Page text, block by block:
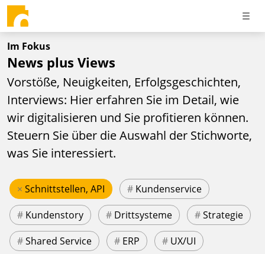
Im Fokus
News plus Views
Vorstöße, Neuigkeiten, Erfolgsgeschichten,
Interviews: Hier erfahren Sie im Detail, wie
wir digitalisieren und Sie profitieren können.
Steuern Sie über die Auswahl der Stichworte,
was Sie interessiert.
× Schnittstellen, API # Kundenservice
# Kundenstory # Drittsysteme #Strategie
#Shared Service # ERP # UX/UI